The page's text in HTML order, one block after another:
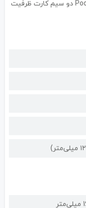
گوشی موبایل شیائومی مدل Poco M8 Pro 5G دو سیم کارت ظرفیت